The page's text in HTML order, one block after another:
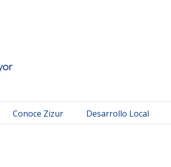
Conoce Zizur Desarrollo Local